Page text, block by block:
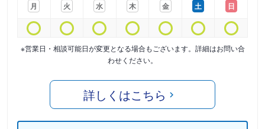
月
火
水
木
金
土
日
※営業日・相談可能日が変更となる場合もございます。詳細はお問い合
わせください。
詳しくはこちら